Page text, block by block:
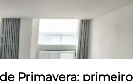
Primavera: primeiro